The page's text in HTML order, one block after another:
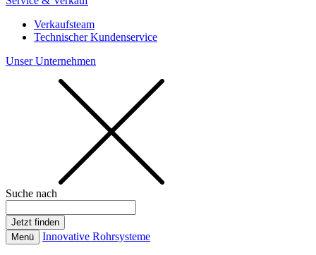
Verkaufsteam
Technischer Kundenservice
Unser Unternehmen
Suche nach
Menü Innovative Rohrsysteme